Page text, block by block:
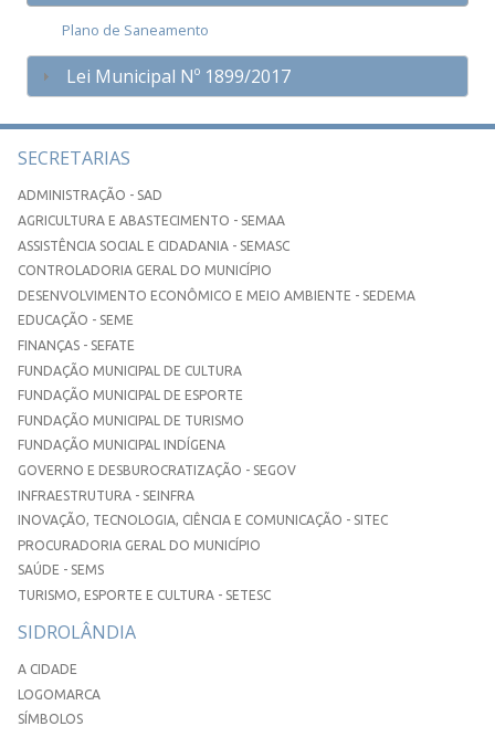
Plano de Saneamento
Lei Municipal Nº 1899/2017
SECRETARIAS
ADMINISTRAÇÃO - SAD
AGRICULTURA E ABASTECIMENTO - SEMAA
ASSISTÊNCIA SOCIAL E CIDADANIA - SEMASC
CONTROLADORIA GERAL DO MUNICÍPIO
DESENVOLVIMENTO ECONÔMICO E MEIO AMBIENTE - SEDEMA
EDUCAÇÃO - SEME
FINANÇAS - SEFATE
FUNDAÇÃO MUNICIPAL DE CULTURA
FUNDAÇÃO MUNICIPAL DE ESPORTE
FUNDAÇÃO MUNICIPAL DE TURISMO
FUNDAÇÃO MUNICIPAL INDÍGENA
GOVERNO E DESBUROCRATIZAÇÃO - SEGOV
INFRAESTRUTURA - SEINFRA
INOVAÇÃO, TECNOLOGIA, CIÊNCIA E COMUNICAÇÃO - SITEC
PROCURADORIA GERAL DO MUNICÍPIO
SAÚDE - SEMS
TURISMO, ESPORTE E CULTURA - SETESC
SIDROLÂNDIA
A CIDADE
LOGOMARCA
SÍMBOLOS